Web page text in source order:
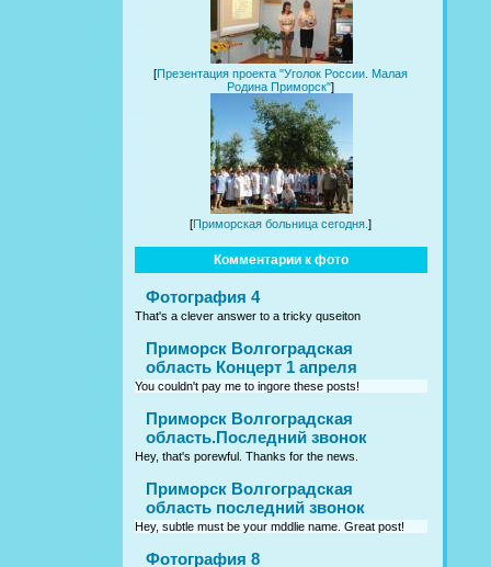
[Презентация проекта "Уголок России. Малая
Родина Приморск"]
[Приморская больница сегодня.]
Комментарии к фото
Фотография 4
That's a clever answer to a tricky quseiton
Приморск Волгоградская
область Концерт 1 апреля
You couldn't pay me to ingore these posts!
Приморск Волгоградская
область.Последний звонок
Hey, that's porewful. Thanks for the news.
Приморск Волгоградская
область последний звонок
Hey, subtle must be your mddlie name. Great post!
Фотография 8